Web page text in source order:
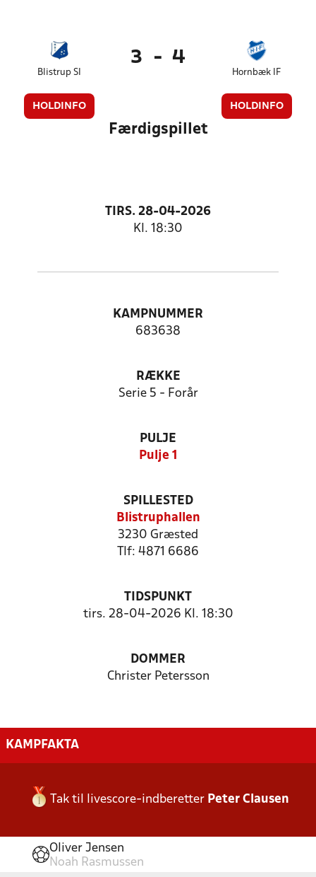
Blistrup SI
HOLDINFO
3 - 4
Hornbæk IF
HOLDINFO
Færdigspillet
TIRS. 28-04-2026
Kl. 18:30
KAMPNUMMER
683638
RÆKKE
Serie 5 - Forår
PULJE
Pulje 1
SPILLESTED
Blistruphallen
3230 Græsted
Tlf: 4871 6686
TIDSPUNKT
tirs. 28-04-2026 Kl. 18:30
DOMMER
Christer Petersson
KAMPFAKTA
Tak til livescore-indberetter Peter Clausen
Oliver Jensen
Noah Rasmussen